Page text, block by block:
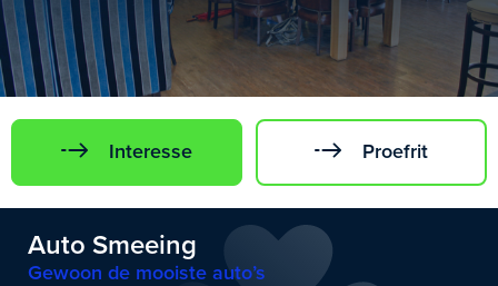
Interesse Proefrit
Auto Smeeing
Gewoon de mooiste auto’s